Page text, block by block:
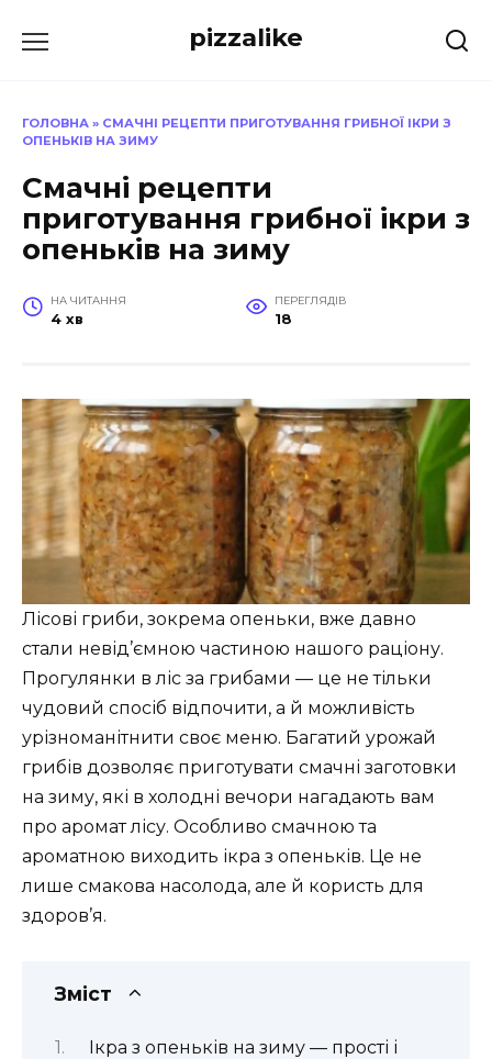
до
pizzalike
ГОЛОВНА » СМАЧНІ РЕЦЕПТИ ПРИГОТУВАННЯ ГРИБНОЇ ІКРИ З
ОПЕНЬКІВ НА ЗИМУ
Смачні рецепти
приготування грибної ікри з
опеньків на зиму
НА ЧИТАННЯ
4 хв
ПЕРЕГЛЯДІВ
18
Лісові гриби, зокрема опеньки, вже давно
стали невід’ємною частиною нашого раціону.
Прогулянки в ліс за грибами — це не тільки
чудовий спосіб відпочити, а й можливість
урізноманітнити своє меню. Багатий урожай
грибів дозволяє приготувати смачні заготовки
на зиму, які в холодні вечори нагадають вам
про аромат лісу. Особливо смачною та
ароматною виходить ікра з опеньків. Це не
лише смакова насолода, але й користь для
здоров’я.
Зміст
Ікра з опеньків на зиму — прості і